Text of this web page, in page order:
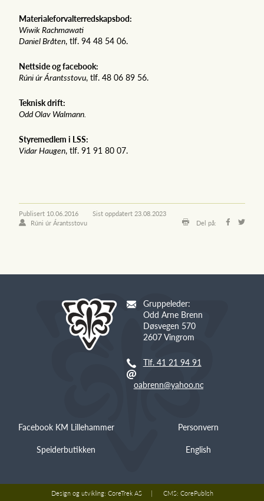
Materialeforvalterredskapsbod:
Wiwik Rachmawati
Daniel Bråten, tlf. 94 48 54 06.
Nettside og facebook:
Rúni úr Árantsstovu, tlf. 48 06 89 56.
Teknisk drift:
Odd Olav Walmann.
Styremedlem i LSS:
Vidar Haugen, tlf. 91 91 80 07.
Publisert 10.06.2016 Sist oppdatert23.08.2023
Rúni úr Árantsstovu
Del på:
Gruppeleder:
Odd Arne Brenn
Døsvegen 570
2607 Vingrom
Tlf. 41 21 94 91
oabrenn@yahoo.no
Facebook KM Lillehammer
Speiderbutikken
Personvern
English
Design og utvikling: CoreTrek AS CMS: CorePublish